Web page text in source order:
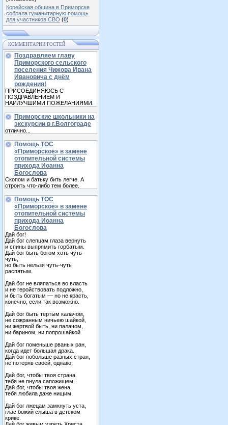
Корейская община в Приморске
собрала гуманитарную помощь
для участников СВО (0)
КОММЕНТАРИИ ГОСТЕЙ
Поздравляем главу
Приморского сельского
поселения Чижова Ивана
Ивановича с днём
рождения!
ПРИСОЕДИНЯЮСЬ С
ПОЗДРАВЛЕНИЕМ И
НАИЛУЧШИМИ ПОЖЕЛАНИЯМИ.
Приморские школьники на
экскурсии в г.Волгограде
отлично...
Помощь ТОС
«Приморское» в замене
отопительной системы
прихода Иоанна
Богослова
Скопом и батьку бить легче. А
строить что-либо тем более.
Помощь ТОС
«Приморское» в замене
отопительной системы
прихода Иоанна
Богослова
Дай бог!
Дай бог слепцам глаза вернуть
и спины выпрямить горбатым.
Дай бог быть богом хоть чуть-
чуть,
но быть нельзя чуть-чуть
распятым.
Дай бог не вляпаться во власть
и не геройствовать подложно,
и быть богатым — но не красть,
конечно, если так возможно.
Дай бог быть тертым калачом,
не сожранным ничьею шайкой,
ни жертвой быть, ни палачом,
ни барином, ни попрошайкой.
Дай бог поменьше рваных ран,
когда идет большая драка.
Дай бог побольше разных стран,
не потеряв своей, однако.
Дай бог, чтобы твоя страна
тебя не пнула сапожищем.
Дай бог, чтобы твоя жена
тебя любила даже нищим.
Дай бог лжецам замкнуть уста,
глас божий слыша в детском
крике.